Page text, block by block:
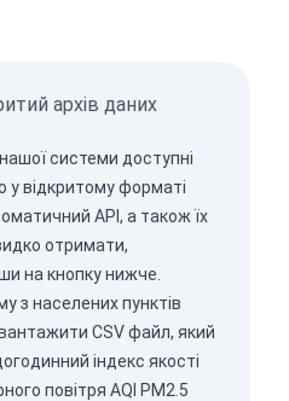
архів даних
нашої системи доступні
у відкритому форматі
API , а також їх
отримати,
на кнопку нижче.
з населених пунктів
CSV файл, який
індекс якості
повітря AQI PM2.5